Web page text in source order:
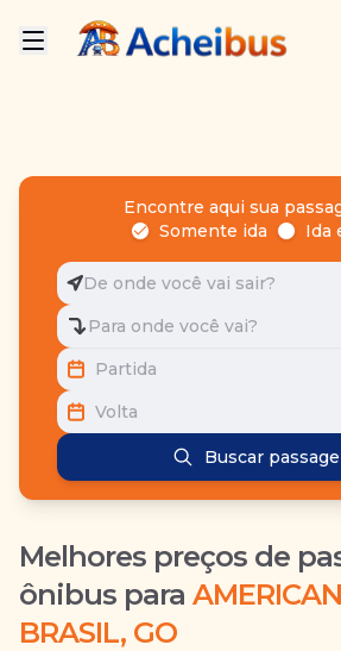
Encontre aqui sua
Somente ida
Ida
De onde você vai sair?
Para onde você vai?
Partida
Volta
Buscar
Melhores preços de
ônibus para
BRASIL, GO